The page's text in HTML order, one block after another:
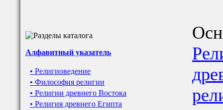
Алфавитный указатель
• Религиоведение
• Философия религии
• Религии древнего Востока
• Религия древнего Египта